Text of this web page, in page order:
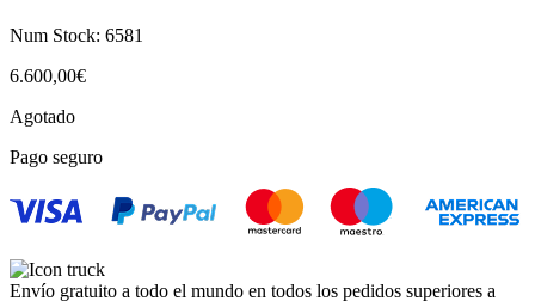
Num Stock: 6581
6.600,00€
Agotado
Pago seguro
Envío gratuito a todo el mundo en todos los pedidos superiores a